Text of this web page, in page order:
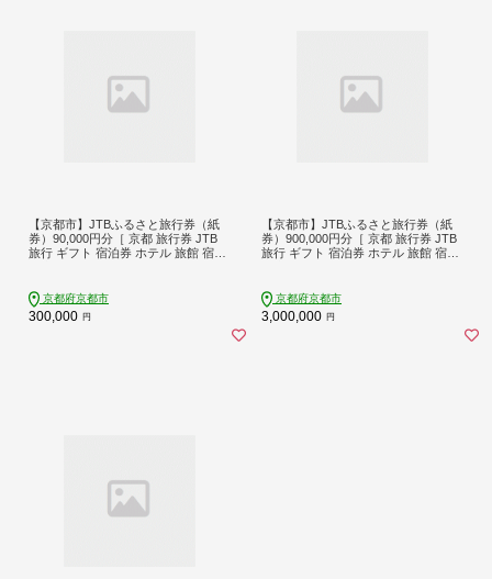
【京都市】JTBふるさと旅行券（紙
券）90,000円分［ 京都 旅行券 JTB
旅行 ギフト 宿泊券 ホテル 旅館 宿泊
京都府京都市
300,000 円
【京都市】JTBふるさと旅行券（紙
券）900,000円分［ 京都 旅行券 JTB
旅行 ギフト 宿泊券 ホテル 旅館 宿泊
京都府京都市
3,000,000 円